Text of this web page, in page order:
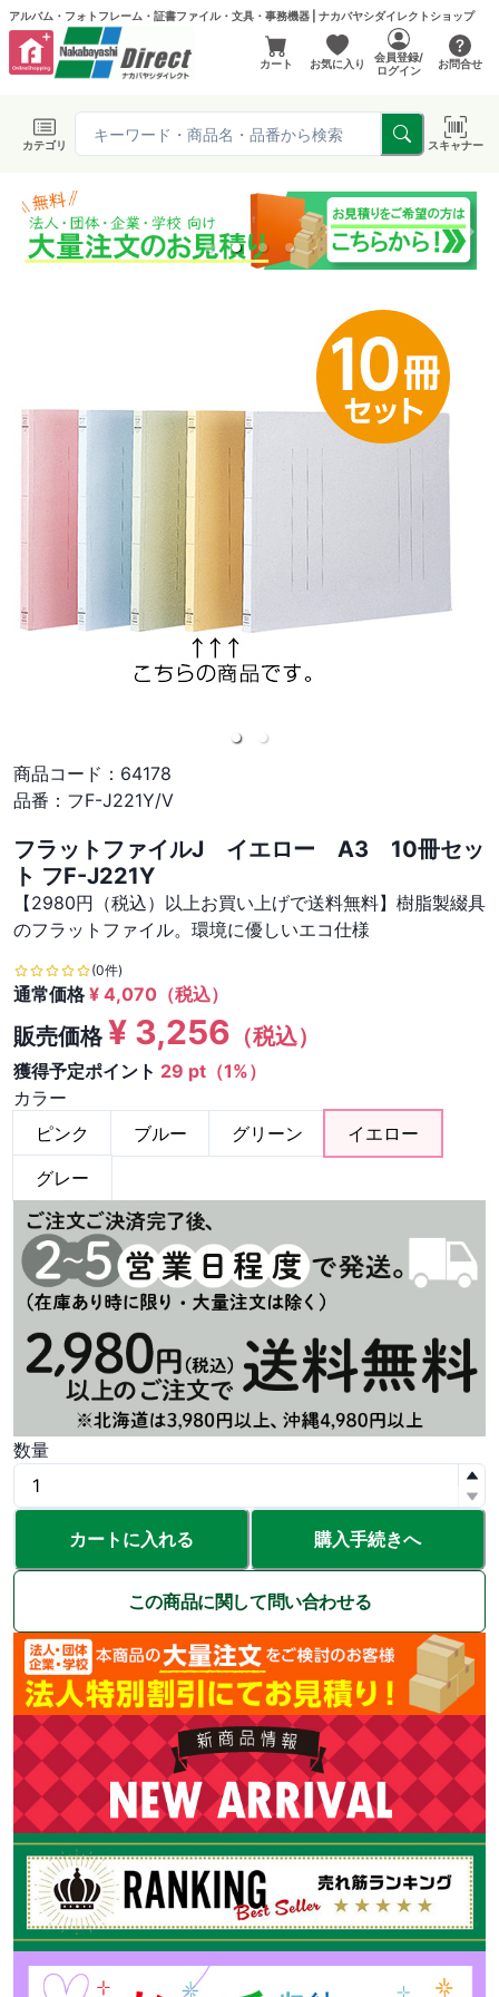
アルバム・フォトフレーム・証書ファイル・文具・事務機器 | ナカバヤシダイレクトショップ
カート お気に入り
会員登録/
ログイン
お問合せ
カテゴリ スキャナー
商品コード： 64178
品番： フF-J221Y/V
フラットファイルJ イエロー A3 10冊セッ
ト フF-J221Y
【2980円（税込）以上お買い上げで送料無料】樹脂製綴具
のフラットファイル。環境に優しいエコ仕様
(0件)
通常価格¥ 4,070 （税込）
販売価格¥ 3,256 （税込）
獲得予定ポイント 29 pt（1%）
カラー
ピンク
ブルー グリーン
イエロー
グレー
数量
カートに入れる 購入手続きへ
この商品に関して問い合わせる